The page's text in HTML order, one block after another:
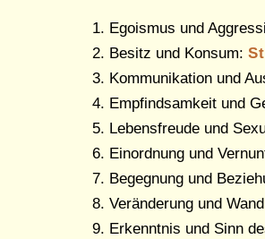
Egoismus und
Besitz und Konsum:
Kommunikation und
Empfindsamkeit und
Lebensfreude und
Einordnung und
Begegnung und
Veränderung und
Erkenntnis und Sinn